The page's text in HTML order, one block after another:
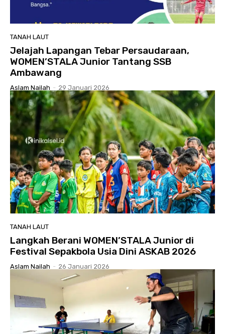
TANAH LAUT
Jelajah Lapangan Tebar Persaudaraan,
WOMEN’STALA Junior Tantang SSB
Ambawang
Aslam Nailah - 29 Januari 2026
TANAH LAUT
Langkah Berani WOMEN’STALA Junior di
Festival Sepakbola Usia Dini ASKAB 2026
Aslam Nailah - 26 Januari 2026